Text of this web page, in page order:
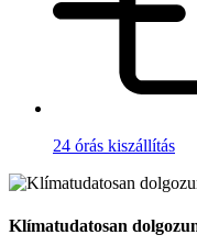
24 órás kiszállítás
Klímatudatosan